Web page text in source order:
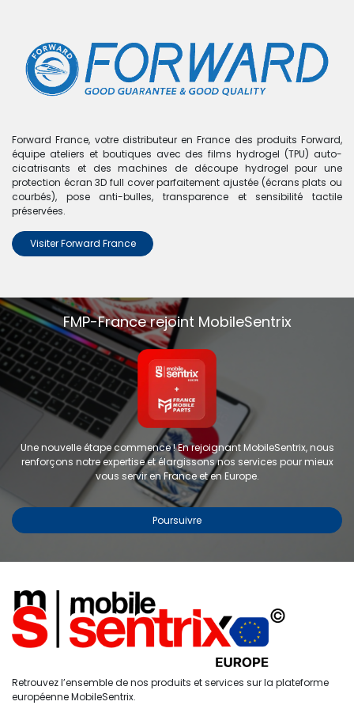
Étiquettes
Accueil Recherche
0
Compte
Boutique 0 articles trouvés.
Nous n'avons trouvé aucun
produit !
Aucun produit défini dans la catégorieZenfone Go 5"
(ZB500KL)
Forward France, votre distributeur en France des produits Forward,
équipe ateliers et boutiques avec des films hydrogel (TPU) auto-
cicatrisants et des machines de découpe hydrogel pour une
protection écran 3D full cover parfaitement ajustée (écrans plats ou
courbés), pose anti-bulles, transparence et sensibilité tactile
préservées.
Visiter Forward France
FMP-France rejoint MobileSentrix
Une nouvelle étape commence ! En rejoignant MobileSentrix, nous
renforçons notre expertise et élargissons nos services pour mieux
vous servir en France et en Europe.
Poursuivre
Retrouvez l’ensemble de nos produits et services sur la plateforme
européenne MobileSentrix.
Copyright © 2024 FMP-France. Tous droits réservés